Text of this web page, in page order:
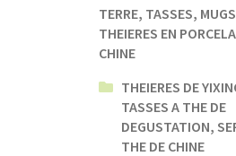
TERRE, TASSES,
THEIERES EN
CHINE
THEIERES DE
TASSES A THE DE
DEGUSTATION,
THE DE CHINE